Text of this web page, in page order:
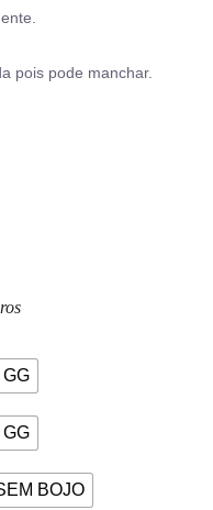
pois pode manchar.
GG
GG
BOJO